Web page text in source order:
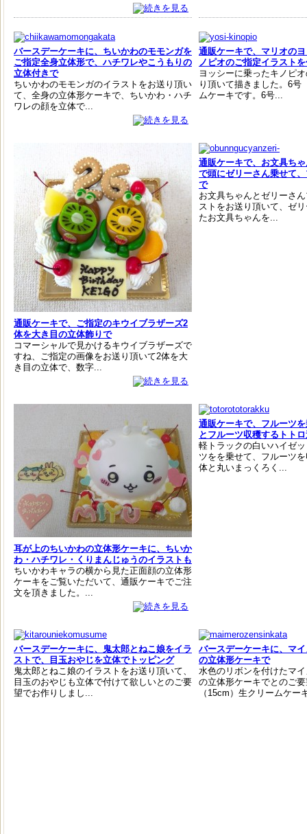
バースデーケーキに、ちいかわのモモンガを
ご指定全身立体形で、ハチワレやこうもりの
立体付きで
ちいかわのモモンガのイラストをお送り頂い
て、全身の立体形ケーキで、ちいかわ・ハチ
ワレの顔を立体で...
通販ケーキで、マリオの
ノピオのご指定イラスト
ヨッシーに乗ったキノピ
り頂いて描きました。6号
ムケーキです。6号...
通販ケーキで、ご指定のキウイブラザーズ2
体を大き目の立体飾りで
コマーシャルで見かけるキウイブラザーズで
すね、ご指定の画像をお送り頂いて2体を大
き目の立体で、数字...
通販ケーキで、お文具ち
で頭にゼリーさん乗せて
で
お文具ちゃんとゼリーさ
ストをお送り頂いて、ゼ
たお文具ちゃんを...
耳が上のちいかわの立体形ケーキに、ちいか
わ・ハチワレ・くりまんじゅうのイラストも
ちいかわキャラの横から見た正面顔の立体形
ケーキをご覧いただいて、通販ケーキでご注
文を頂きました。...
通販ケーキで、フルーツ
とフルーツ収穫するトト
軽トラックの白いハイゼ
ツをを乗せて、フルーツ
体と丸いまっくろく...
バースデーケーキに、鬼太郎とねこ娘をイラ
ストで、目玉おやじを立体でトッピング
鬼太郎とねこ娘のイラストをお送り頂いて、
目玉のおやじも立体で付けて欲しいとのご要
望でお作りしまし...
バースデーケーキに、マ
の立体形ケーキで
水色のリボンを付けたマ
の立体形ケーキでとのご
（15cm）生クリームケー